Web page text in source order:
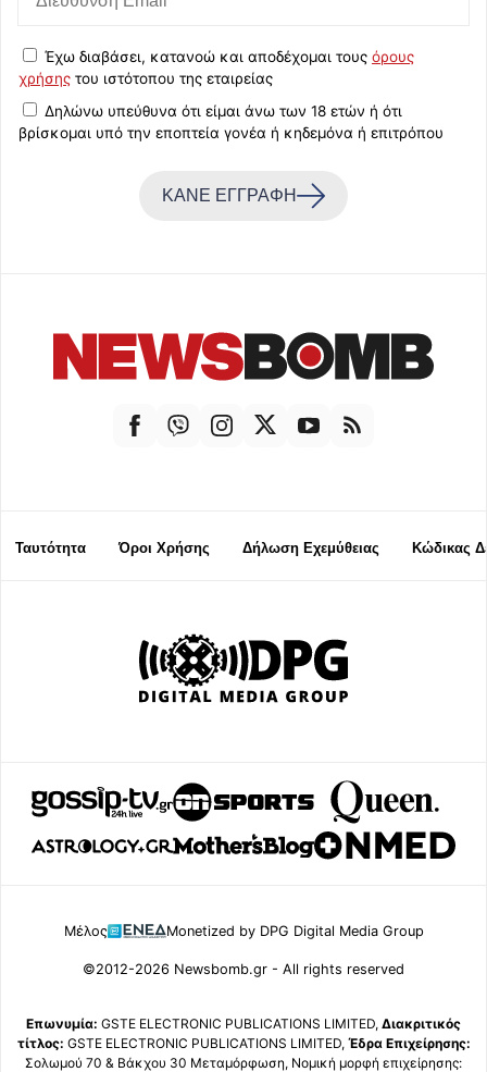
Έχω διαβάσει, κατανοώ και αποδέχομαι τους όρους
χρήσης του ιστότοπου της εταιρείας
Δηλώνω υπεύθυνα ότι είμαι άνω των 18 ετών ή ότι
βρίσκομαι υπό την εποπτεία γονέα ή κηδεμόνα ή επιτρόπου
ΚΑΝΕ ΕΓΓΡΑΦΗ
Ταυτότητα Όροι Χρήσης Δήλωση Εχεμύθειας Κώδικας
Μέλος Monetized by DPG Digital Media Group
©2012-2026 Newsbomb.gr - All rights reserved
Επωνυμία: GSTE ELECTRONIC PUBLICATIONS LIMITED, Διακριτικός
τίτλος: GSTE ELECTRONIC PUBLICATIONS LIMITED, Έδρα Επιχείρησης:
Σολωμού 70 & Βάκχου 30 Μεταμόρφωση, Νομική μορφή επιχείρησης: